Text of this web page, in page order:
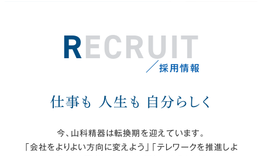
RECRUIT
採用情報
仕事も 人生も 自分らしく
今、山科精器は転換期を迎えています。
「会社をよりよい方向に変えよう」「テレワークを推進しよ